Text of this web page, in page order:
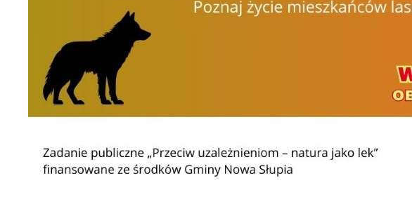
Ustawienia
Szanujemy Twoją
zaakceptować je